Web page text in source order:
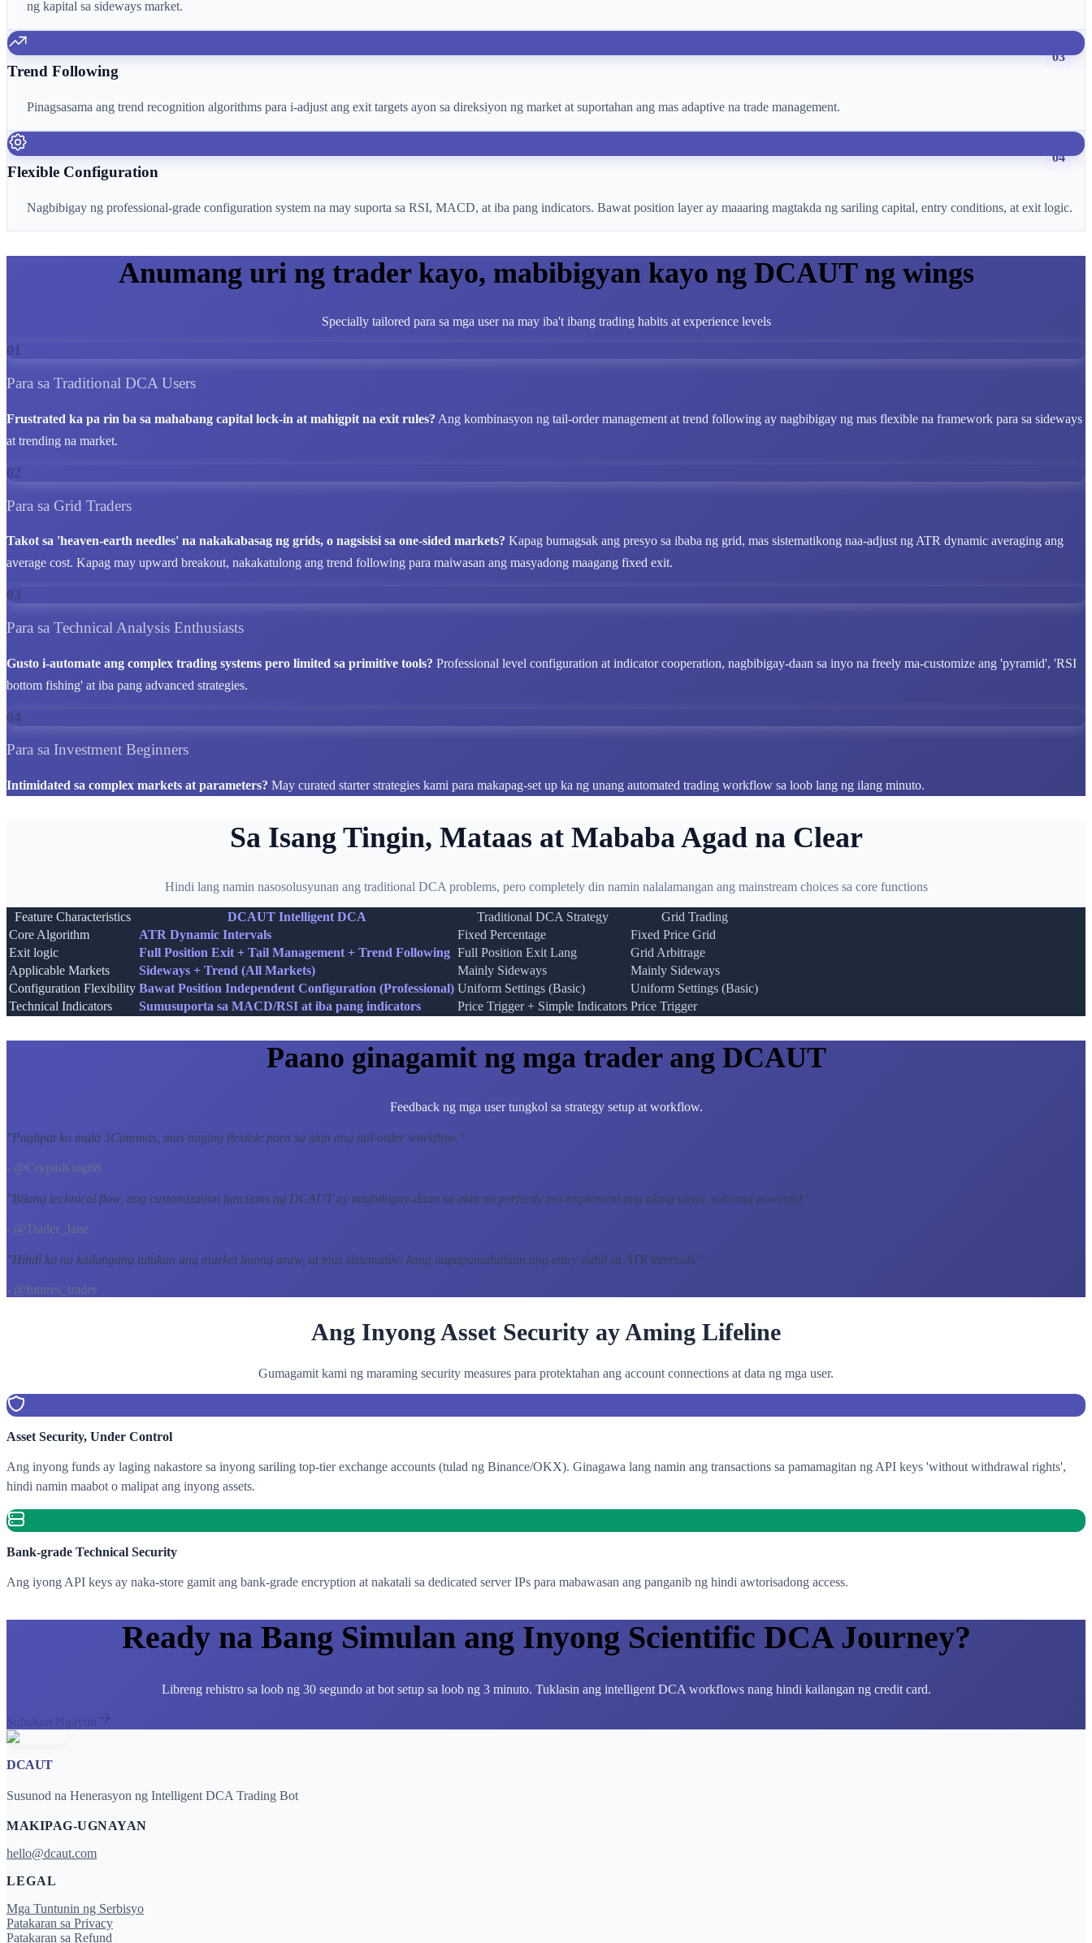
ng kapital sa sideways market.
03
Trend Following
Pinagsasama ang trend recognition algorithms para i-adjust ang exit targets ayon sa direksiyon ng market at suportahan ang mas adaptive na trade management.
04
Flexible Configuration
Nagbibigay ng professional-grade configuration system na may suporta sa RSI, MACD, at iba pang indicators. Bawat position layer ay maaaring magtakda ng sariling capital, entry conditions, at exit logic.
Anumang uri ng trader kayo, mabibigyan kayo ng DCAUT ng wings
Specially tailored para sa mga user na may iba't ibang trading habits at experience levels
01
Para sa Traditional DCA Users
Frustrated ka pa rin ba sa mahabang capital lock-in at mahigpit na exit rules? Ang kombinasyon ng tail-order management at trend following ay nagbibigay ng mas flexible na framework para sa sideways
at trending na market.
02
Para sa Grid Traders
Takot sa 'heaven-earth needles' na nakakabasag ng grids, o nagsisisi sa one-sided markets? Kapag bumagsak ang presyo sa ibaba ng grid, mas sistematikong naa-adjust ng ATR dynamic averaging ang
average cost. Kapag may upward breakout, nakakatulong ang trend following para maiwasan ang masyadong maagang fixed exit.
03
Para sa Technical Analysis Enthusiasts
Gusto i-automate ang complex trading systems pero limited sa primitive tools? Professional level configuration at indicator cooperation, nagbibigay-daan sa inyo na freely ma-customize ang 'pyramid', 'RSI
bottom fishing' at iba pang advanced strategies.
04
Para sa Investment Beginners
Intimidated sa complex markets at parameters? May curated starter strategies kami para makapag-set up ka ng unang automated trading workflow sa loob lang ng ilang minuto.
Sa Isang Tingin, Mataas at Mababa Agad na Clear
Hindi lang namin nasosolusyunan ang traditional DCA problems, pero completely din namin nalalamangan ang mainstream choices sa core functions
Feature Characteristics DCAUT Intelligent DCA Traditional DCA Strategy
Grid Trading
Core Algorithm
ATR Dynamic Intervals Fixed Percentage
Fixed Price Grid
Exit logic
Full Position Exit + Tail Management + Trend Following Full Position Exit Lang
Grid Arbitrage
Applicable Markets
Sideways + Trend (All Markets) Mainly Sideways
Mainly Sideways
Configuration Flexibility Bawat Position Independent Configuration (Professional) Uniform Settings (Basic)
Uniform Settings (Basic)
Technical Indicators
Sumusuporta sa MACD/RSI at iba pang indicators Price Trigger + Simple Indicators Price Trigger
Paano ginagamit ng mga trader ang DCAUT
Feedback ng mga user tungkol sa strategy setup at workflow.
"Paglipat ko mula 3Commas, mas naging flexible para sa akin ang tail-order workflow."
- @CryptoKing88
"Bilang technical flow, ang customization functions ng DCAUT ay nagbibigay-daan sa akin na perfectly ma-implement ang aking ideas, sobrang powerful. "
- @Trader_Jane
"Hindi ko na kailangang tutukan ang market buong araw, at mas sistematiko kong napapamahalaan ang entry dahil sa ATR intervals. "
- @futures_trader
Ang Inyong Asset Security ay Aming Lifeline
Gumagamit kami ng maraming security measures para protektahan ang account connections at data ng mga user.
Asset Security, Under Control
Ang inyong funds ay laging nakastore sa inyong sariling top-tier exchange accounts (tulad ng Binance/OKX). Ginagawa lang namin ang transactions sa pamamagitan ng API keys 'without withdrawal rights',
hindi namin maabot o malipat ang inyong assets.
Bank-grade Technical Security
Ang iyong API keys ay naka-store gamit ang bank-grade encryption at nakatali sa dedicated server IPs para mabawasan ang panganib ng hindi awtorisadong access.
Ready na Bang Simulan ang Inyong Scientific DCA Journey?
Libreng rehistro sa loob ng 30 segundo at bot setup sa loob ng 3 minuto. Tuklasin ang intelligent DCA workflows nang hindi kailangan ng credit card.
Subukan Ngayon
DCAUT
Susunod na Henerasyon ng Intelligent DCA Trading Bot
MAKIPAG-UGNAYAN
hello@dcaut.com
LEGAL
Mga Tuntunin ng Serbisyo
Patakaran sa Privacy
Patakaran sa Refund